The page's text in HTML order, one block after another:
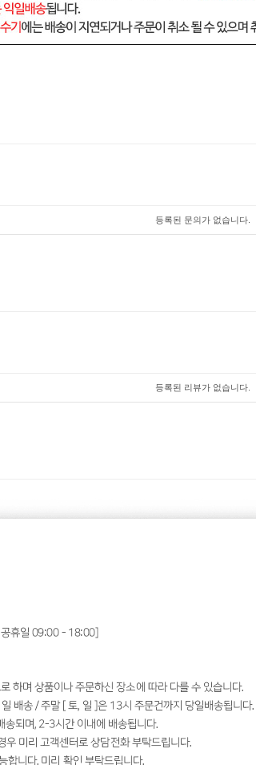
등록된 문의가 없습니다.
등록된 리뷰가 없습니다.